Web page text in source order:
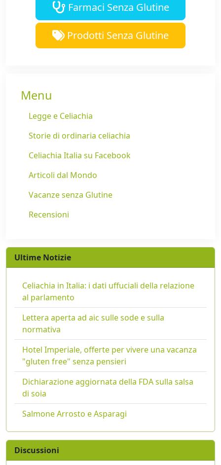
Farmaci Senza Glutine
Prodotti Senza Glutine
Menu
Legge e Celiachia
Storie di ordinaria celiachia
Celiachia Italia su Facebook
Articoli dal Mondo
Vacanze senza Glutine
Recensioni
Ultime Notizie
Celiachia in Italia: i dati uffuciali della relazione
al parlamento
Lettera aperta ad aic sulle sode e sulla
normativa
Hotel Imperiale, offerte per vivere una vacanza
"gluten free" senza pensieri
Dichiarazione aggiornata della FDA sulla salsa
di soia
Salmone Arrosto e Asparagi
Discussioni